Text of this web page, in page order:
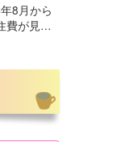
8月から
費が見直